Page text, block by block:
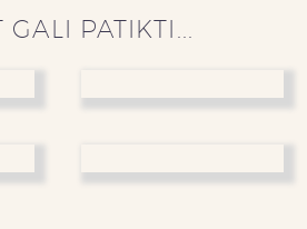
GALI PATIKTI...